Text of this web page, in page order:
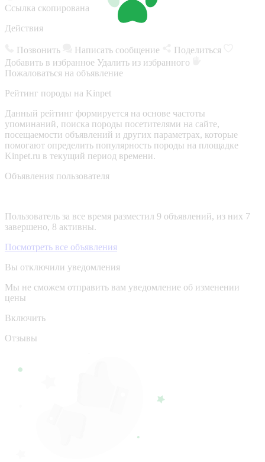
Ссылка скопирована
Действия
Позвонить Написать сообщение
Поделиться
Добавить в избранное Удалить из избранного
Пожаловаться на объявление
Рейтинг породы на Kinpet
Данный рейтинг формируется на основе частоты
упоминаний, поиска породы посетителями на сайте,
посещаемости объявлений и других параметрах, которые
помогают определить популярность породы на площадке
Kinpet.ru в текущий период времени.
Объявления пользователя
Пользователь за все время разместил 9 объявлений, из них 7
завершено, 8 активны.
Посмотреть все объявления
Вы отключили уведомления
Мы не сможем отправить вам уведомление об изменении
цены
Включить
Отзывы